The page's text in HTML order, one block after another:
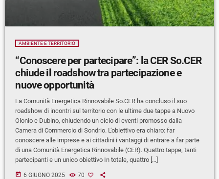
AMBIENTE E TERRITORIO
“Conoscere per partecipare”: la CER So.CER
chiude il roadshow tra partecipazione e
nuove opportunità
La Comunità Energetica Rinnovabile So.CER ha concluso il suo
roadshow di incontri sul territorio con le ultime due tappe a Nuovo
Olonio e Dubino, chiudendo un ciclo di eventi promosso dalla
Camera di Commercio di Sondrio. L’obiettivo era chiaro: far
conoscere alle imprese e ai cittadini i vantaggi di entrare a far parte
di una Comunità Energetica Rinnovabile (CER). Quattro tappe, tanti
partecipanti e un unico obiettivo In totale, quattro […]
today 6 GIUGNO 2025 70